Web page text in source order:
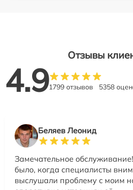
Отзывы
4.91799 отзывов 5358
Беляев Леонид
Замечательное
было, когда специалисты
выслушали проблему с моим